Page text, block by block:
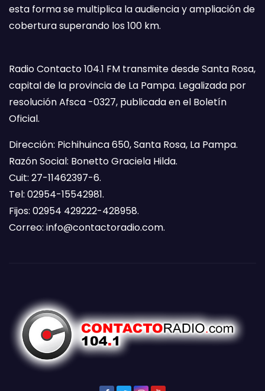
esta forma se multiplica la audiencia y ampliación de
cobertura superando los 100 km.
Radio Contacto 104.1 FM transmite desde Santa Rosa,
capital de la provincia de La Pampa. Legalizada por
resolución Afsca -0327, publicada en el Boletín
Oficial.
Dirección: Pichihuinca 650, Santa Rosa, La Pampa.
Razón Social: Bonetto Graciela Hilda.
Cuit: 27-11462397-6.
Tel: 02954-15542981.
Fijos: 02954 429222-428958.
Correo: info@contactoradio.com.